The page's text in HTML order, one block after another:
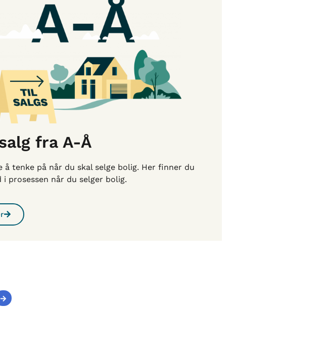
fra A-Å
å tenke på når du skal selge bolig. Her finner du
i prosessen når du selger bolig.